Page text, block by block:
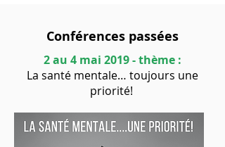
Conférences passées
2 au 4 mai 2019 - thème :
La santé mentale… toujours une
priorité!